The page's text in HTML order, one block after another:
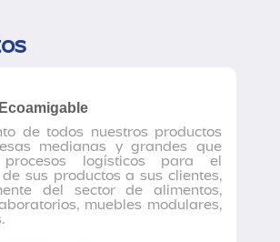
de todos nuestros productos
medianas y grandes que
procesos logísticos para el
sus productos a sus clientes,
del sector de alimentos,
muebles modulares,